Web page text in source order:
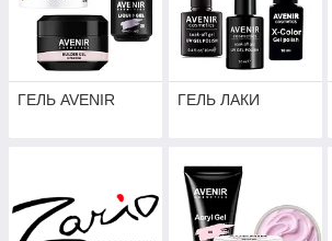
ГЕЛЬ AVENIR ГЕЛЬ ЛАКИ